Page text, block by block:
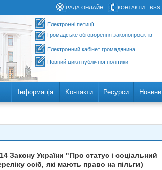
RSS
КОНТАКТИ
РАДА ОНЛАЙН
Електронні петиції
Громадське обговорення законопроєктів
Електронний кабінет громадянина
Повний цикл публічної політики
Інформація Контакти Ресурси Новини
Закону України "Про статус і соціальний
осіб, які мають право на пільги)